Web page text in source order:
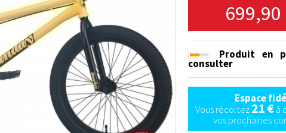
699,90
Produit en
consulter
Espace
Vous récoltez21 €à
vos prochaines